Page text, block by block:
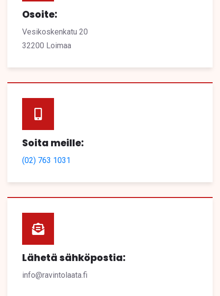
Osoite:
Vesikoskenkatu 20
32200 Loimaa
Soita meille:
(02) 763 1031
Lähetä sähköpostia:
info@ravintolaata.fi